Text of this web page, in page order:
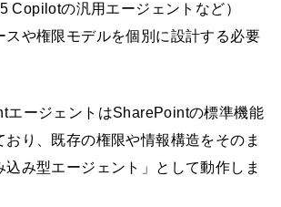
Copilotの汎用エージェントなど）
スや権限モデルを個別に設計する必要
エージェントはSharePointの標準機能
おり、既存の権限や情報構造をそのま
込み型エージェント」として動作しま